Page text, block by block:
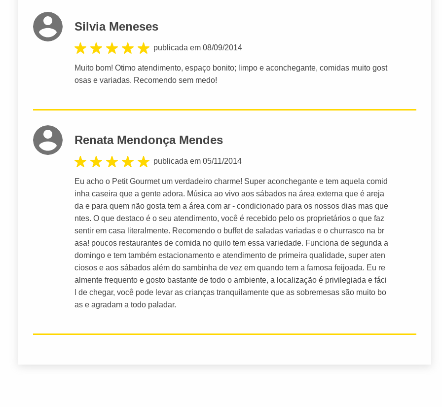
Silvia Meneses
publicada em 08/09/2014
Muito bom! Otimo atendimento, espaço bonito; limpo e aconchegante, comidas muito gost
osas e variadas. Recomendo sem medo!
Renata Mendonça Mendes
publicada em 05/11/2014
Eu acho o Petit Gourmet um verdadeiro charme! Super aconchegante e tem aquela comid
inha caseira que a gente adora. Música ao vivo aos sábados na área externa que é areja
da e para quem não gosta tem a área com ar - condicionado para os nossos dias mas que
ntes. O que destaco é o seu atendimento, você é recebido pelo os proprietários o que faz
sentir em casa literalmente. Recomendo o buffet de saladas variadas e o churrasco na br
asa! poucos restaurantes de comida no quilo tem essa variedade. Funciona de segunda a
domingo e tem também estacionamento e atendimento de primeira qualidade, super aten
ciosos e aos sábados além do sambinha de vez em quando tem a famosa feijoada. Eu re
almente frequento e gosto bastante de todo o ambiente, a localização é privilegiada e fáci
l de chegar, você pode levar as crianças tranquilamente que as sobremesas são muito bo
as e agradam a todo paladar.